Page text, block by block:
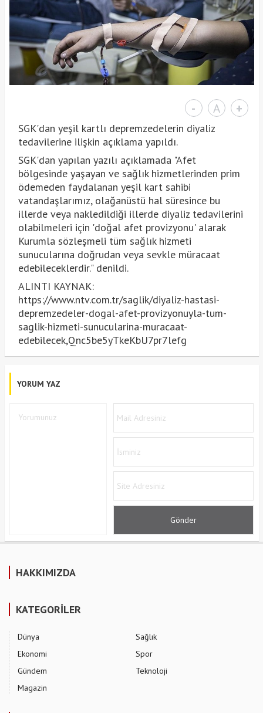
- A +
SGK'dan yeşil kartlı depremzedelerin diyaliz
tedavilerine ilişkin açıklama yapıldı.
SGK'dan yapılan yazılı açıklamada "Afet
bölgesinde yaşayan ve sağlık hizmetlerinden prim
ödemeden faydalanan yeşil kart sahibi
vatandaşlarımız, olağanüstü hal süresince bu
illerde veya nakledildiği illerde diyaliz tedavilerini
olabilmeleri için 'doğal afet provizyonu' alarak
Kurumla sözleşmeli tüm sağlık hizmeti
sunucularına doğrudan veya sevkle müracaat
edebileceklerdir." denildi.
ALINTI KAYNAK:
https://www.ntv.com.tr/saglik/diyaliz-hastasi-
depremzedeler-dogal-afet-provizyonuyla-tum-
saglik-hizmeti-sunucularina-muracaat-
edebilecek,Qnc5be5yTkeKbU7pr7lefg
YORUM YAZ
HAKKIMIZDA
KATEGORİLER
Dünya
Ekonomi
Gündem
Magazin
Sağlık
Spor
Teknoloji